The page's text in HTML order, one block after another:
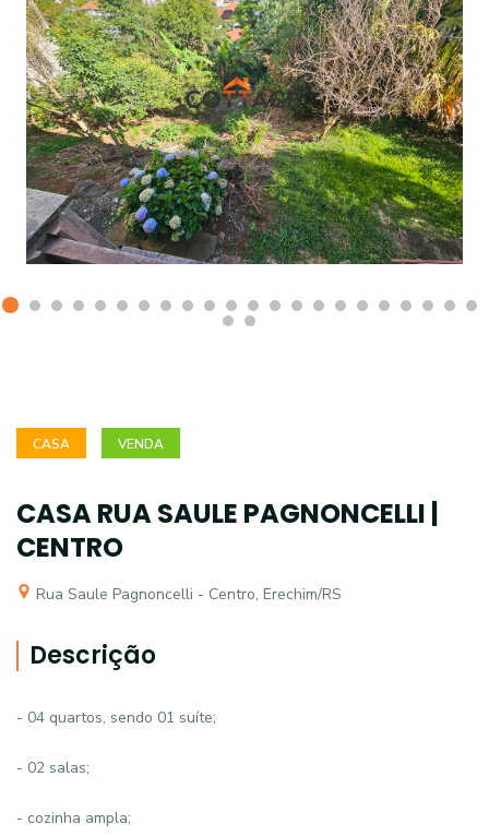
CASA VENDA
CASA RUA SAULE PAGNONCELLI |
CENTRO
Rua Saule Pagnoncelli - Centro, Erechim/RS
Descrição
- 04 quartos, sendo 01 suíte;
- 02 salas;
- cozinha ampla;